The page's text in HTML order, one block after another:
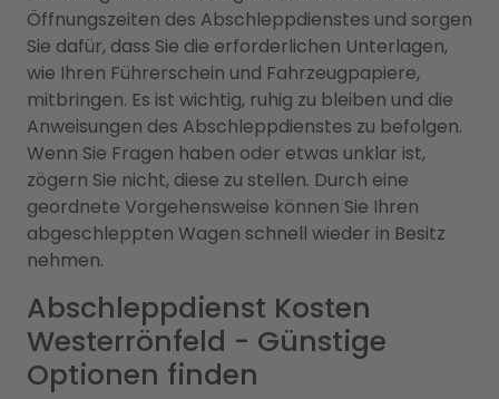
Öffnungszeiten des Abschleppdienstes und sorgen
Sie dafür, dass Sie die erforderlichen Unterlagen,
wie Ihren Führerschein und Fahrzeugpapiere,
mitbringen. Es ist wichtig, ruhig zu bleiben und die
Anweisungen des Abschleppdienstes zu befolgen.
Wenn Sie Fragen haben oder etwas unklar ist,
zögern Sie nicht, diese zu stellen. Durch eine
geordnete Vorgehensweise können Sie Ihren
abgeschleppten Wagen schnell wieder in Besitz
nehmen.
Abschleppdienst Kosten
Westerrönfeld - Günstige
Optionen finden